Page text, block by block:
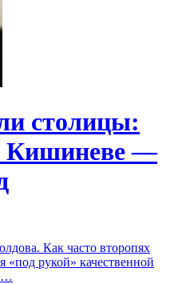
столицы:
Кишиневе —
Как часто второпях
рукой» качественной
…